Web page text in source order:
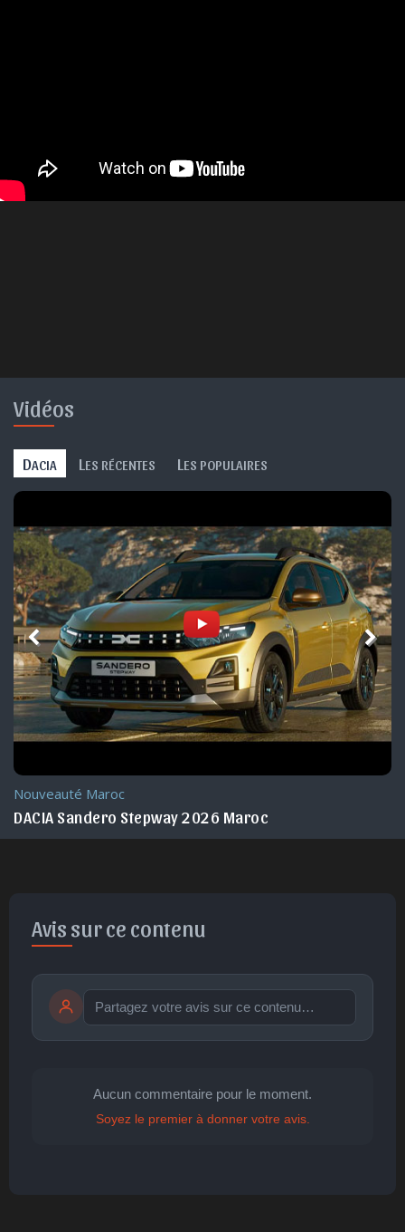
Vidéos
DACIA L ES RÉCENTES L ES POPULAIRES
Nouveauté Maroc
DACIA Sandero Stepway 2026 Maroc
Avis sur ce contenu
publication immédiate Publier
Aucun commentaire pour le moment.
Soyez le premier à donner votre avis.